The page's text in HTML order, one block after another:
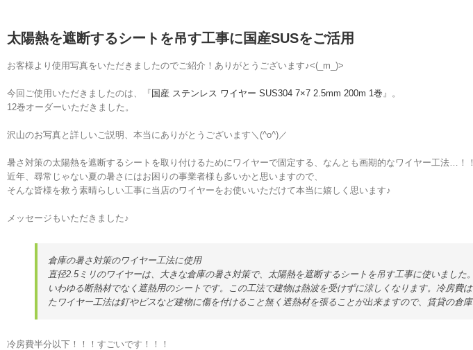
太陽熱を遮断するシートを吊す工事に国産SUSをご活用
お客様より使用写真をいただきましたのでご紹介！ありがとうございます♪<(_m_)>
今回ご使用いただきましたのは、『 国産 ステンレス ワイヤー SUS304 7×7 2.5mm 200m 1巻 』。
12巻オーダーいただきました。
沢山のお写真と詳しいご説明、本当にありがとうございます＼(^o^)／
暑さ対策の太陽熱を遮断するシートを取り付けるためにワイヤーで固定する、なんとも画期的なワイヤー工法…！
近年、尋常じゃない夏の暑さにはお困りの事業者様も多いかと思いますので、
そんな皆様を救う素晴らしい工事に当店のワイヤーをお使いいただけて本当に嬉しく思います♪
メッセージもいただきました♪
倉庫の暑さ対策のワイヤー工法に使用
直径2.5ミリのワイヤーは、大きな倉庫の暑さ対策で、太陽熱を遮断するシートを吊す工事に使いました。
いわゆる断熱材でなく遮熱用のシートです。この工法で建物は熱波を受けずに涼しくなります。冷房費
たワイヤー工法は釘やビスなど建物に傷を付けること無く遮熱材を張ることが出来ますので、賃貸の倉庫
冷房費半分以下！！！すごいです！！！